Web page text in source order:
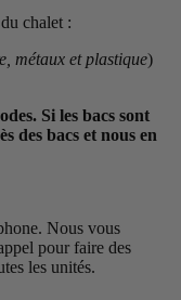
chalet :
métaux et plastique)
Si les bacs sont
des bacs et nous en
Nous vous
pour faire des
les unités.